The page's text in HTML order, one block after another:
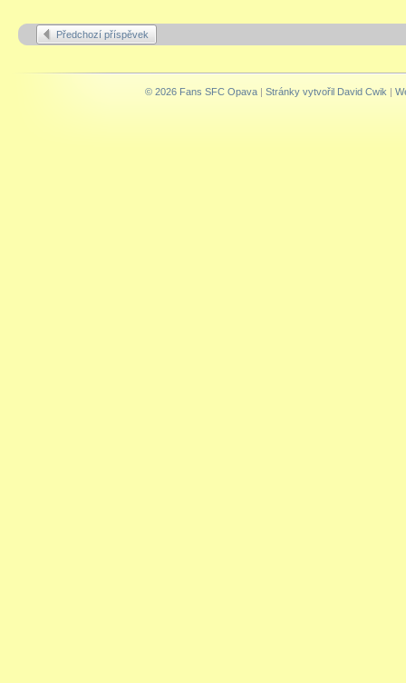
Předchozí příspěvek
© 2026 Fans SFC Opava | Stránky vytvořil David Cwik |